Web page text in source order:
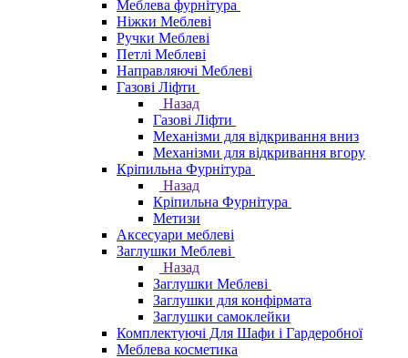
Меблева фурнітура
Ніжки Меблеві
Ручки Меблеві
Петлі Меблеві
Направляючі Меблеві
Газові Ліфти
Назад
Газові Ліфти
Механізми для відкривання вниз
Механізми для відкривання вгору
Кріпильна Фурнітура
Назад
Кріпильна Фурнітура
Метизи
Аксесуари меблеві
Заглушки Меблеві
Назад
Заглушки Меблеві
Заглушки для конфірмата
Заглушки самоклейки
Комплектуючі Для Шафи і Гардеробної
Меблева косметика